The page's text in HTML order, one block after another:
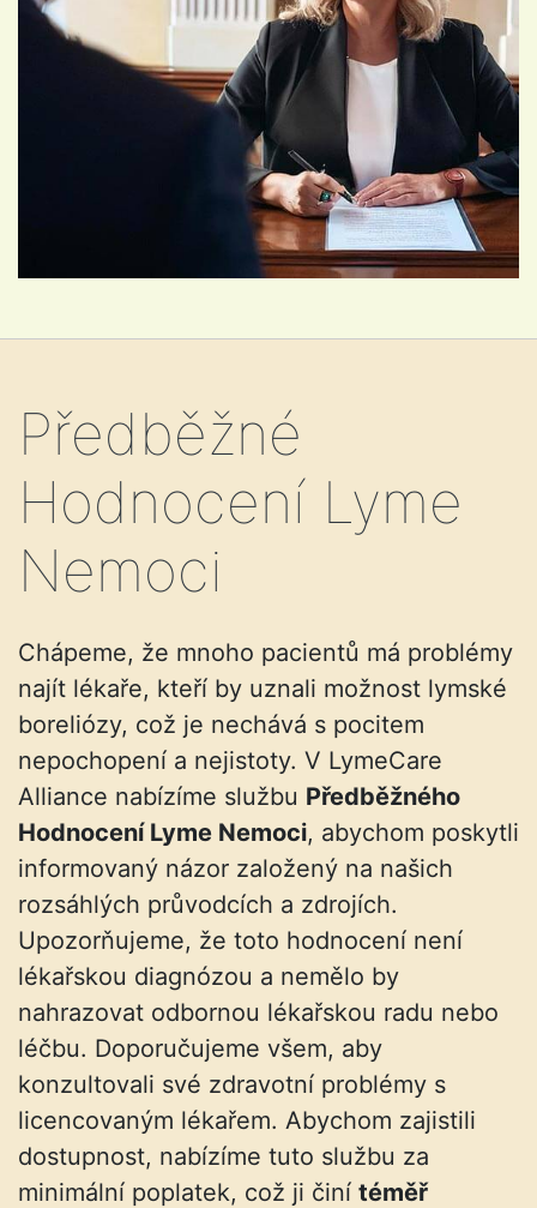
Předběžné
Hodnocení Lyme
Nemoci
Chápeme, že mnoho pacientů má problémy
najít lékaře, kteří by uznali možnost lymské
boreliózy, což je nechává s pocitem
nepochopení a nejistoty. V LymeCare
Alliance nabízíme službu Předběžného
Hodnocení Lyme Nemoci, abychom poskytli
informovaný názor založený na našich
rozsáhlých průvodcích a zdrojích.
Upozorňujeme, že toto hodnocení není
lékařskou diagnózou a nemělo by
nahrazovat odbornou lékařskou radu nebo
léčbu. Doporučujeme všem, aby
konzultovali své zdravotní problémy s
licencovaným lékařem. Abychom zajistili
dostupnost, nabízíme tuto službu za
minimální poplatek, což ji činí téměř